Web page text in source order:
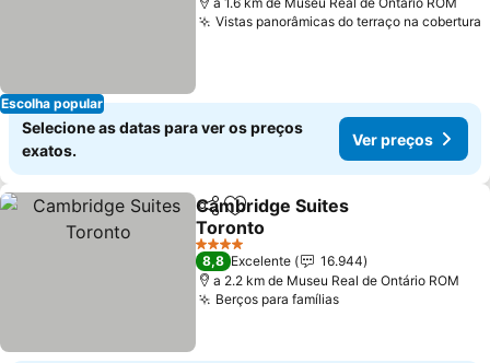
Escolha popular
Vistas panorâmicas do terraço na cobertura
Selecione as datas para ver os preços
exatos.
Ver preços
PartilharAdicionar aos favoritos
Cambridge Suites
Toronto
Ver preços
4 Estrelas
8,8 Excelente
16.944
a 2.2 km de Museu Real de Ontário ROM
Berços para famíliasVer preços